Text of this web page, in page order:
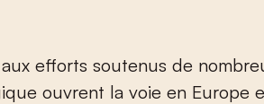
efforts soutenus de
ouvrent la voie en Europe